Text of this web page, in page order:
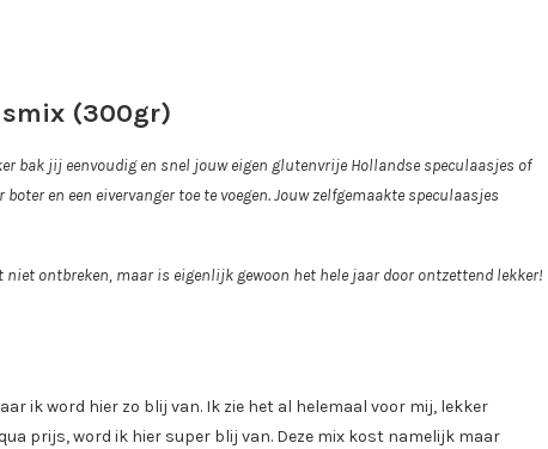
(300gr)
bak jij eenvoudig en snel jouw eigen glutenvrije Hollandse speculaasjes of
en een eivervanger toe te voegen. Jouw zelfgemaakte speculaasjes
ontbreken, maar is eigenlijk gewoon het hele jaar door ontzettend lekker!
ik word hier zo blij van. Ik zie het al helemaal voor mij, lekker
prijs, word ik hier super blij van. Deze mix kost namelijk maar